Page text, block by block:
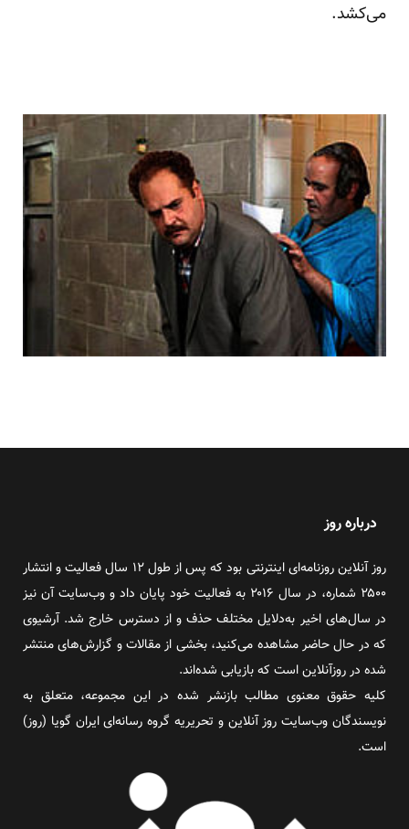
می‌کشد.
درباره روز
روز آنلاین روزنامه‌ای اینترنتی بود که پس از طول ۱۲ سال فعالیت و انتشار
۲۵۰۰ شماره، در سال ۲۰۱۶ به فعالیت خود پایان داد و وب‌سایت آن نیز
در سال‌های اخیر به‌دلایل مختلف حذف و از دسترس خارج شد. آرشیوی
که در حال حاضر مشاهده می‌کنید، بخشی از مقالات و گزارش‌های منتشر
شده در روزآنلاین است که بازیابی شده‌اند.
کلیه حقوق معنوی مطالب بازنشر شده در این مجموعه، متعلق به
نویسندگان وب‌سایت روز آنلاین و تحریریه گروه رسانه‌ای ایران گویا (روز)
است.